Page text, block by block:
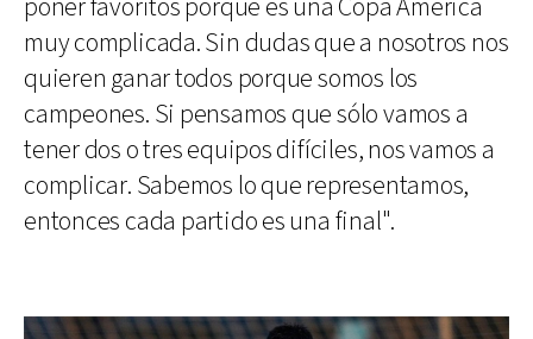
poner favoritos porque es una Copa América
muy complicada. Sin dudas que a nosotros nos
quieren ganar todos porque somos los
campeones. Si pensamos que sólo vamos a
tener dos o tres equipos difíciles, nos vamos a
complicar. Sabemos lo que representamos,
entonces cada partido es una final".